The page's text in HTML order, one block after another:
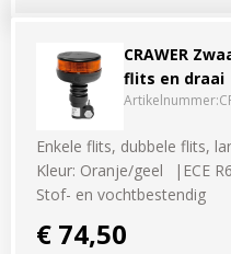
CRAWER
flits en draai
Artikelnummer:
Enkele flits, dubbele flits,
Kleur: Oranje/geel
ECE
Stof- en vochtbestendig
€ 74,50